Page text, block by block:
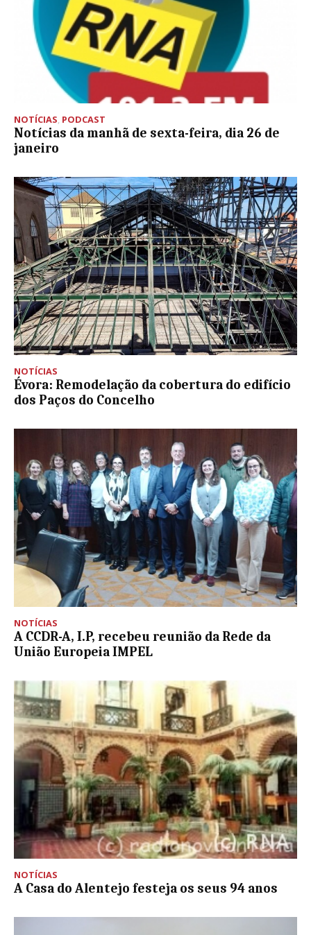
NOTÍCIAS PODCAST
Notícias da manhã de sexta-feira, dia 26 de
janeiro
NOTÍCIAS
Évora: Remodelação da cobertura do edifício
dos Paços do Concelho
NOTÍCIAS
A CCDR-A, I.P, recebeu reunião da Rede da
União Europeia IMPEL
NOTÍCIAS
A Casa do Alentejo festeja os seus 94 anos